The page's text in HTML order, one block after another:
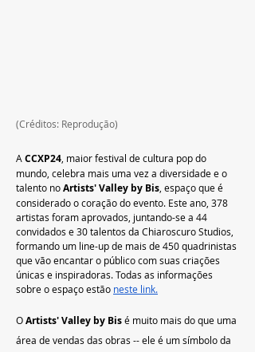
(Créditos: Reprodução)
A CCXP24 , maior festival de cultura pop do
mundo, celebra mais uma vez a diversidade e o
talento no Artists' Valley by Bis , espaço que é
considerado o coração do evento. Este ano, 378
artistas foram aprovados, juntando-se a 44
convidados e 30 talentos da Chiaroscuro Studios,
formando um line-up de mais de 450 quadrinistas
que vão encantar o público com suas criações
únicas e inspiradoras. Todas as informações
sobre o espaço estão neste link.
O Artists' Valley by Bis é muito mais do que uma
área de vendas das obras -- ele é um símbolo da